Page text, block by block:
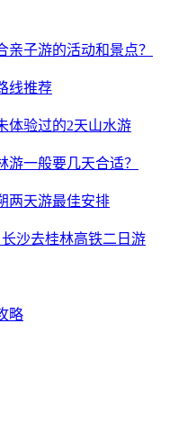
亲子游的活动和景点？
线推荐
体验过的2天山水游
一般要几天合适？
两天游最佳安排
沙去桂林高铁二日游
略